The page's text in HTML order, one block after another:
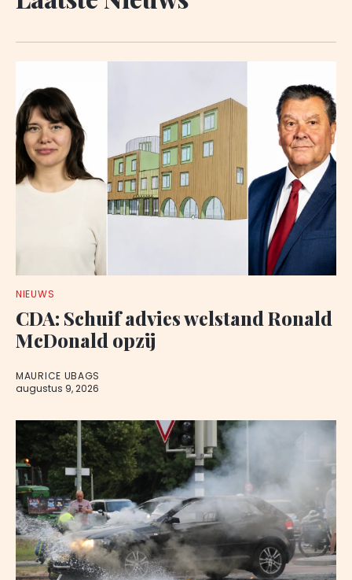
NIEUWS
CDA: Schuif advies welstand Ronald
McDonald opzij
MAURICE UBAGS
augustus 9, 2026